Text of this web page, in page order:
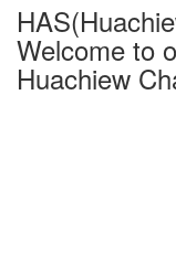
Welcome to
Huachiew